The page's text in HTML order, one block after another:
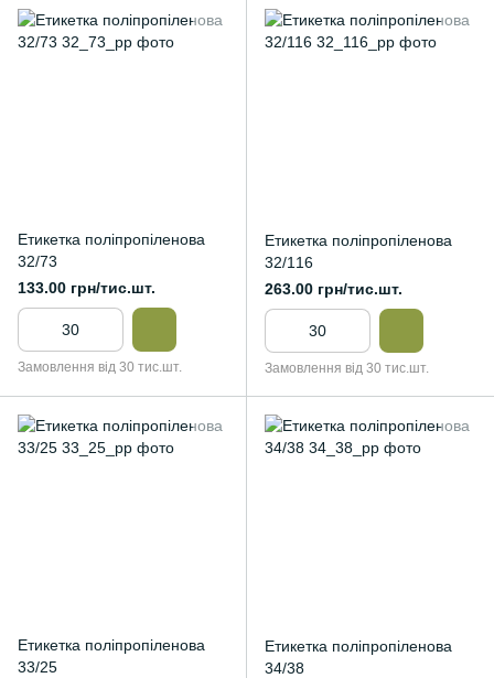
Етикетка поліпропіленова
32/73
133.00 грн/тис.шт.
Замовлення від 30 тис.шт.
Етикетка поліпропіленова
32/116
263.00 грн/тис.шт.
Замовлення від 30 тис.шт.
Етикетка поліпропіленова
33/25
Етикетка поліпропіленова
34/38